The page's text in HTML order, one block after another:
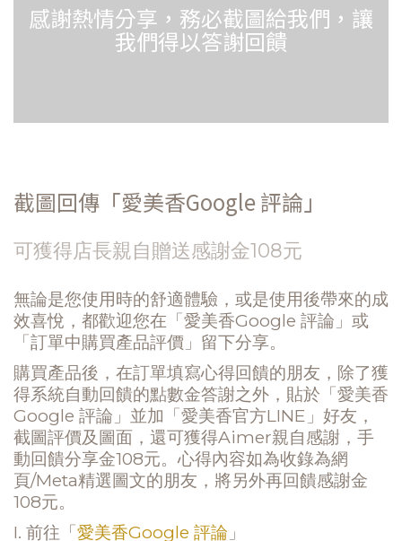
感謝熱情分享，務必截圖給我們，讓
我們得以答謝回饋
截圖回傳「愛美香Google 評論」
可獲得店長親自贈送感謝金108元
無論是您使用時的舒適體驗，或是使用後帶來的成
效喜悅，都歡迎您在「愛美香Google 評論」或
「訂單中購買產品評價」留下分享。
購買產品後，在訂單填寫心得回饋的朋友，除了獲
得系統自動回饋的點數金答謝之外，貼於「愛美香
Google 評論」並加「愛美香官方LINE」好友，
截圖評價及圖面，還可獲得Aimer親自感謝，手
動回饋分享金108元。心得內容如為收錄為網
頁/Meta精選圖文的朋友，將另外再回饋感謝金
108元。
I. 前往「愛美香Google 評論 」